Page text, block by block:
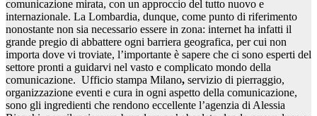
comunicazione mirata, con un approccio del tutto nuovo e
internazionale. La Lombardia, dunque, come punto di riferimento
nonostante non sia necessario essere in zona: internet ha infatti il
grande pregio di abbattere ogni barriera geografica, per cui non
importa dove vi troviate, l’importante è sapere che ci sono esperti del
settore pronti a guidarvi nel vasto e complicato mondo della
comunicazione. Ufficio stampa Milano, servizio di pierraggio,
organizzazione eventi e cura in ogni aspetto della comunicazione,
sono gli ingredienti che rendono eccellente l’agenzia di Alessia